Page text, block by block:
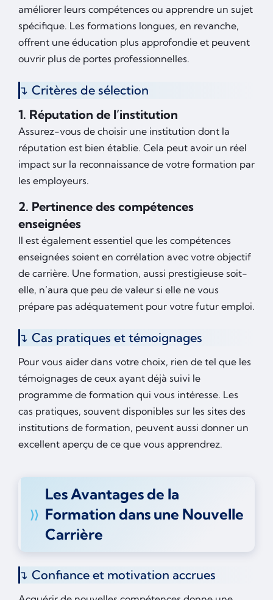
améliorer leurs compétences ou apprendre un sujet
spécifique. Les formations longues, en revanche,
offrent une éducation plus approfondie et peuvent
ouvrir plus de portes professionnelles.
Critères de sélection
1. Réputation de l’institution
Assurez-vous de choisir une institution dont la
réputation est bien établie. Cela peut avoir un réel
impact sur la reconnaissance de votre formation par
les employeurs.
2. Pertinence des compétences
enseignées
Il est également essentiel que les compétences
enseignées soient en corrélation avec votre objectif
de carrière. Une formation, aussi prestigieuse soit-
elle, n’aura que peu de valeur si elle ne vous
prépare pas adéquatement pour votre futur emploi.
Cas pratiques et témoignages
Pour vous aider dans votre choix, rien de tel que les
témoignages de ceux ayant déjà suivi le
programme de formation qui vous intéresse. Les
cas pratiques, souvent disponibles sur les sites des
institutions de formation, peuvent aussi donner un
excellent aperçu de ce que vous apprendrez.
Les Avantages de la
Formation dans une Nouvelle
Carrière
Confiance et motivation accrues